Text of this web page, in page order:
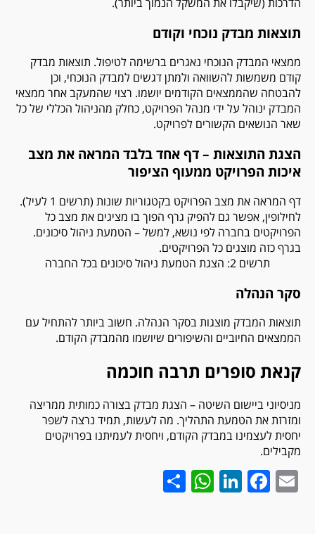
תוצאות מבדק נוכחי וקודם
ממצאי המבדק הנוכחי נאגרים ברשימה לטיפול. תוצאות מבדק
קודם משמשות להשוואה ולמתן דגשים למבדק הנוכחי, וכן
להבטחה שהממצאים הקודמים יושמו. רצוי שהמעקב אחר ממצאי
המבדק ינוהל על ידי מנהל הפרויקט, כחלק מהניהול הכללי של כל
שאר הנושאים הקשורים לפרויקט.
הצגת התוצאות – דף אחד בלבד המראה את מצב
איכות הפרויקט ממעוף הציפור
דף המראה את מצב הפרויקט בקטגוריות שונות (תרשים 1 לעיל).
לחילופין, אפשר גם להפיק גרף הפוך בו מציגים את מצב כל
הפרויקטים בחברה לפי נושא, למשל – הטמעת ניהול סיכונים.
בגרף כזה מוצגים כל הפרויקטים.
תרשים 2: הצגת הטמעת ניהול סיכונים בכל החברה
סקר הנהלה
תוצאות המבדק מוצגות בסקר הנהלה. חשוב ביותר להתחיל עם
הממצאים החיוביים והשיפורים שיושמו מהמבדק הקודם.
קנאת סופרים תרבה חוכמה
מניסיוני ביישום השיטה – הצגת מבדק בצורה כמותית ממריצה
ומזרזת את הטמעת התהליך. מה לעשות, תמיד נרצה לשפר
יחסית לעצמינו במבדק הקודם, ויחסית לעמיתנו בפרויקטים
מקבילים.
Email
Facebook
LinkedIn
WhatsApp